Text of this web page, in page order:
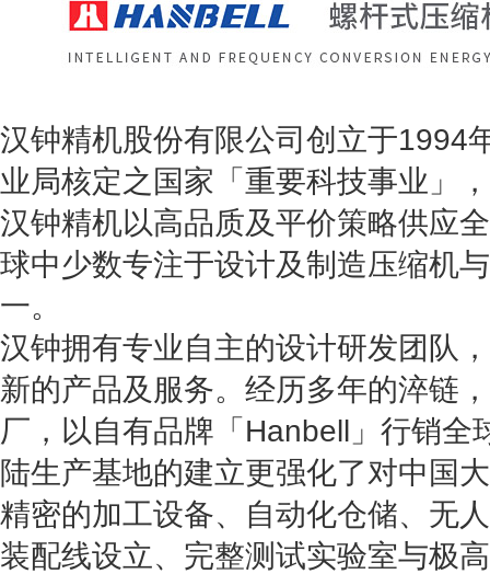
汉钟精机股份有限公司创立于1994
业局核定之国家「重要科技事业」
汉钟精机以高品质及平价策略供应
球中少数专注于设计及制造压缩机
一。
汉钟拥有专业自主的设计研发团队
新的产品及服务。经历多年的淬链
厂，以自有品牌「Hanbell」行销全
陆生产基地的建立更强化了对中国
精密的加工设备、自动化仓储、无
装配线设立、完整测试实验室与极